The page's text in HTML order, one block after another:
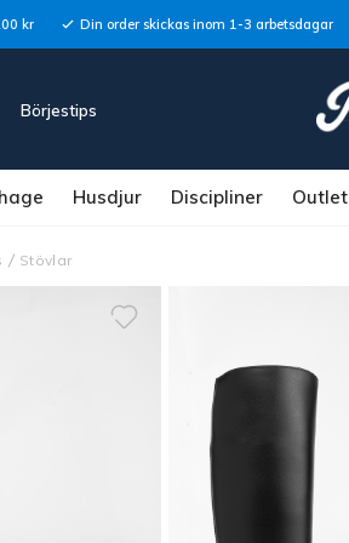
kr Din order skickas inom 1-3 arbetsdagar
Börjestips
Husdjur Discipliner Outlet
Stövlar